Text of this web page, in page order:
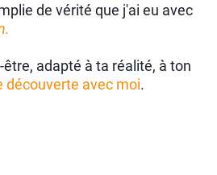
de vérité que j'ai eu avec
adapté à ta réalité, à ton
découverte avec moi.